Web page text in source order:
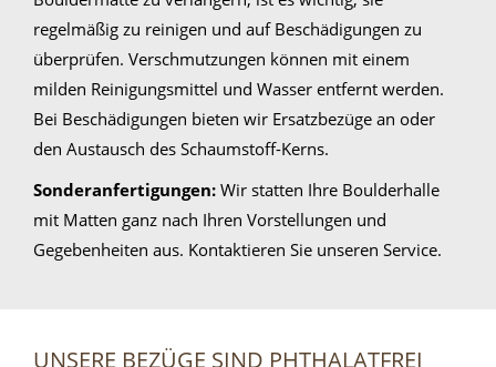
regelmäßig zu reinigen und auf Beschädigungen zu
überprüfen. Verschmutzungen können mit einem
milden Reinigungsmittel und Wasser entfernt werden.
Bei Beschädigungen bieten wir Ersatzbezüge an oder
den Austausch des Schaumstoff-Kerns.
Sonderanfertigungen: Wir statten Ihre Boulderhalle
mit Matten ganz nach Ihren Vorstellungen und
Gegebenheiten aus. Kontaktieren Sie unseren Service.
UNSERE BEZÜGE SIND PHTHALATFREI